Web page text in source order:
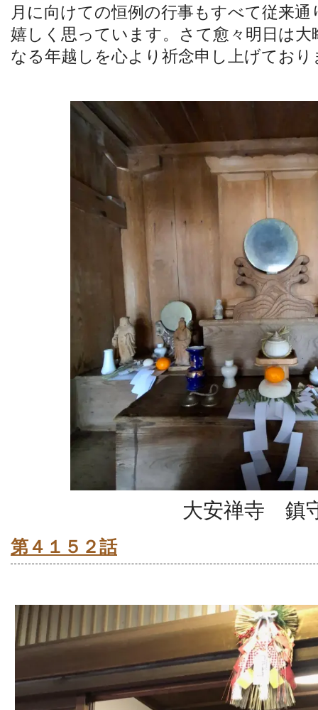
月に向けての恒例の行事もすべて従来
嬉しく思っています。さて愈々明日は
なる年越しを心より祈念申し上げてお
大安禅寺 鎮
第４１５２話